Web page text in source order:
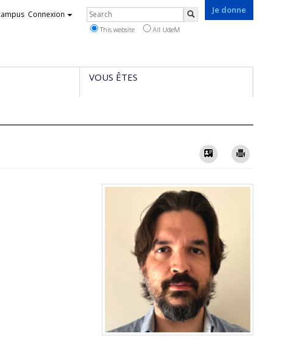
Je donne
Connexion Rechercher
This website All UdeM
VOUS ÊTES
Vcard